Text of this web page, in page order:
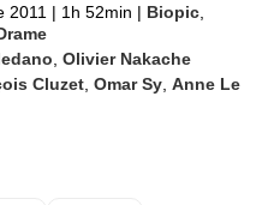
2011 | 1h 52min | Biopic
,Olivier Nakache
Cluzet ,Omar Sy ,Anne Le